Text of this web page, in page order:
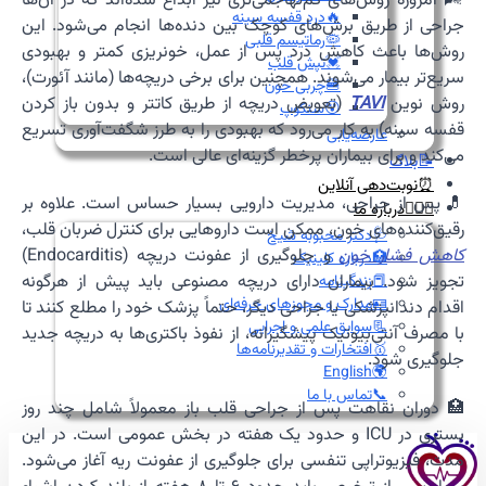
🔥درد قفسه سینه
🦠رماتیسم قلبی
💓تپش قلب
🍔چربی خون
😵سنکوپ
عارضه‌یابی
📝بلاگ
⏰نوبت‌دهی آنلاین
👩🏻‍⚕️درباره ما
🩺دکتر محبوبه شیخ
🏥درباره کلینیک
📕زندگینامه
🪪مدارک و مجوزهای حرفه‌ای
📃سوابق علمی و اجرایی
🥇افتخارات و تقدیرنامه‌ها
🌍English
📞تماس با ما
جراحی از طریق برش‌های کوچک بین دنده‌ها انجام می‌شود. این
روش‌ها باعث کاهش درد پس از عمل، خونریزی کمتر و بهبودی
سریع‌تر بیمار می‌شوند. همچنین برای برخی دریچه‌ها (مانند آئورت)،
روش نوینTAVI(تعویض دریچه از طریق کاتتر و بدون باز کردن
قفسه سینه) به کار می‌رود که بهبودی را به طرز شگفت‌آوری تسریع
می‌کند و برای بیماران پرخطر گزینه‌ای عالی است.
💊 پس از جراحی، مدیریت دارویی بسیار حساس است. علاوه بر
رقیق‌کننده‌های خون، ممکن است داروهایی برای کنترل ضربان قلب،
کاهش فشار خون
و جلوگیری از عفونت دریچه (Endocarditis)
تجویز شود. بیماران دارای دریچه مصنوعی باید پیش از هرگونه
اقدام دندانپزشکی یا جراحی دیگر، حتماً پزشک خود را مطلع کنند تا
با مصرف آنتی‌بیوتیک پیشگیرانه، از نفوذ باکتری‌ها به دریچه جدید
جلوگیری شود.
🏥 دوران نقاهت پس از جراحی قلب باز معمولاً شامل چند روز
بستری در ICU و حدود یک هفته در بخش عمومی است. در این
مدت، فیزیوتراپی تنفسی برای جلوگیری از عفونت ریه آغاز می‌شود.